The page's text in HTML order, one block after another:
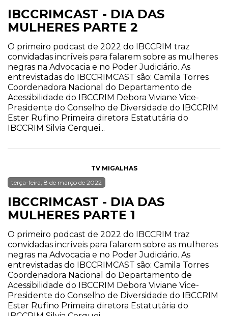
IBCCRIMCAST - DIA DAS
MULHERES PARTE 2
O primeiro podcast de 2022 do IBCCRIM traz
convidadas incríveis para falarem sobre as mulheres
negras na Advocacia e no Poder Judiciário. As
entrevistadas do IBCCRIMCAST são: Camila Torres
Coordenadora Nacional do Departamento de
Acessibilidade do IBCCRIM Debora Viviane Vice-
Presidente do Conselho de Diversidade do IBCCRIM
Ester Rufino Primeira diretora Estatutária do
IBCCRIM Silvia Cerquei...
TV MIGALHAS
terça-feira, 8 de março de 2022
IBCCRIMCAST - DIA DAS
MULHERES PARTE 1
O primeiro podcast de 2022 do IBCCRIM traz
convidadas incríveis para falarem sobre as mulheres
negras na Advocacia e no Poder Judiciário. As
entrevistadas do IBCCRIMCAST são: Camila Torres
Coordenadora Nacional do Departamento de
Acessibilidade do IBCCRIM Debora Viviane Vice-
Presidente do Conselho de Diversidade do IBCCRIM
Ester Rufino Primeira diretora Estatutária do